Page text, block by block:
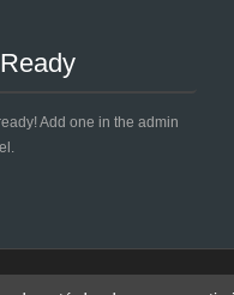
Add one in the admin